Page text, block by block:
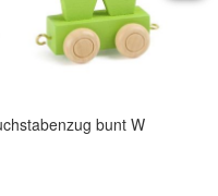
bunt W